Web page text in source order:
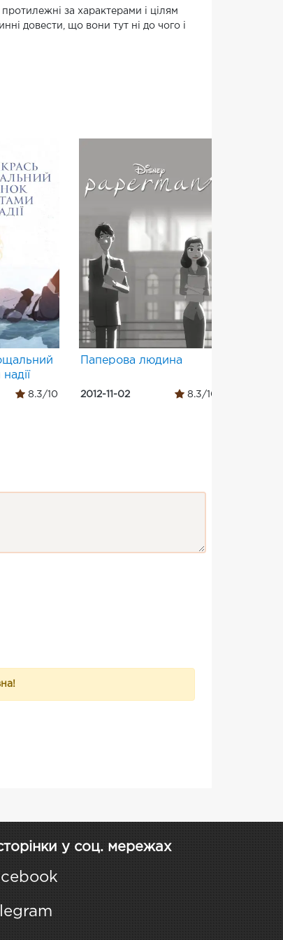
за характерами і цілям
довести, що вони тут ні до чого і
8.3/10
Паперова людина
2012-11-02 8.3/10
у соц. мережах